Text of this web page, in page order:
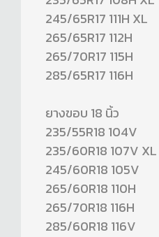
245/65R17 111H XL
265/65R17 112H
265/70R17 115H
285/65R17 116H
ยางขอบ 18 นิ้ว
235/55R18 104V
235/60R18 107V XL
245/60R18 105V
265/60R18 110H
265/70R18 116H
285/60R18 116V